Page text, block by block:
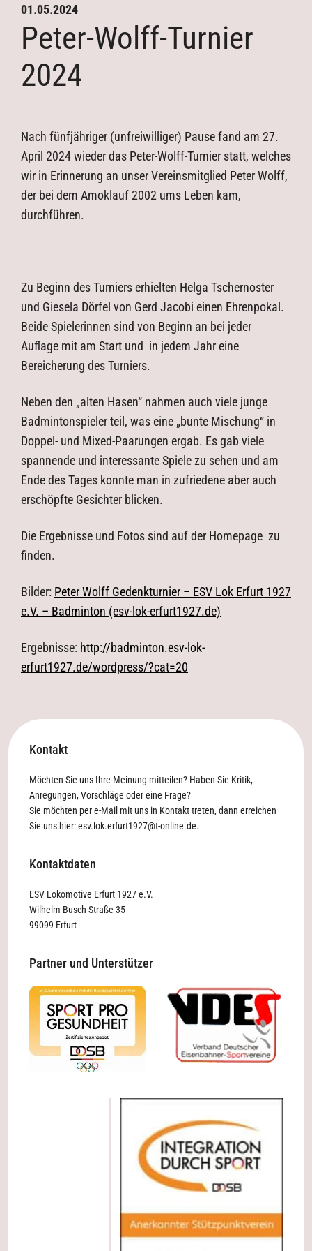
Kontakt
Mannschaften
Termine
Archiv
01.05.2024
Peter-Wolff-Turnier
2024
Nach fünfjähriger (unfreiwilliger) Pause fand am 27.
April 2024 wieder das Peter-Wolff-Turnier statt, welches
wir in Erinnerung an unser Vereinsmitglied Peter Wolff,
der bei dem Amoklauf 2002 ums Leben kam,
durchführen.
Zu Beginn des Turniers erhielten Helga Tschernoster
und Giesela Dörfel von Gerd Jacobi einen Ehrenpokal.
Beide Spielerinnen sind von Beginn an bei jeder
Auflage mit am Start und in jedem Jahr eine
Bereicherung des Turniers.
Neben den „alten Hasen“ nahmen auch viele junge
Badmintonspieler teil, was eine „bunte Mischung“ in
Doppel- und Mixed-Paarungen ergab. Es gab viele
spannende und interessante Spiele zu sehen und am
Ende des Tages konnte man in zufriedene aber auch
erschöpfte Gesichter blicken.
Die Ergebnisse und Fotos sind auf der Homepage zu
finden.
Bilder: Peter Wolff Gedenkturnier – ESV Lok Erfurt 1927
e.V. – Badminton (esv-lok-erfurt1927.de)
Ergebnisse: http://badminton.esv-lok-
erfurt1927.de/wordpress/?cat=20
Kontakt
Möchten Sie uns Ihre Meinung mitteilen? Haben Sie Kritik,
Anregungen, Vorschläge oder eine Frage?
Sie möchten per e-Mail mit uns in Kontakt treten, dann erreichen
Sie uns hier:esv.lok.erfurt1927@t-online.de.
Kontaktdaten
ESV Lokomotive Erfurt 1927 e.V.
Wilhelm-Busch-Straße 35
99099 Erfurt
Partner und Unterstützer